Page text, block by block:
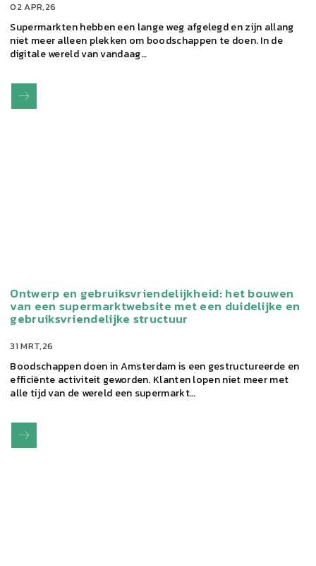
02 APR,26
Supermarkten hebben een lange weg afgelegd en zijn allang
niet meer alleen plekken om boodschappen te doen. In de
digitale wereld van vandaag…
31 MRT,26
Boodschappen doen in Amsterdam is een gestructureerde en
efficiënte activiteit geworden. Klanten lopen niet meer met
alle tijd van de wereld een supermarkt…
Ontwerp en gebruiksvriendelijkheid: het bouwen
van een supermarktwebsite met een duidelijke en
gebruiksvriendelijke structuur